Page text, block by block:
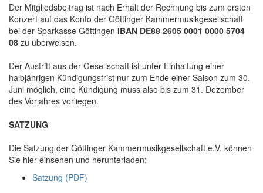
Der Mitgliedsbeitrag ist nach Erhalt der Rechnung bis zum ersten
Konzert auf das Konto der Göttinger Kammermusikgesellschaft
bei der Sparkasse Göttingen IBAN DE88 2605 0001 0000 5704
08 zu überweisen.
Der Austritt aus der Gesellschaft ist unter Einhaltung einer
halbjährigen Kündigungsfrist nur zum Ende einer Saison zum 30.
Juni möglich, eine Kündigung muss also bis zum 31. Dezember
des Vorjahres vorliegen.
SATZUNG
Die Satzung der Göttinger Kammermusikgesellschaft e.V. können
Sie hier einsehen und herunterladen:
Satzung (PDF)